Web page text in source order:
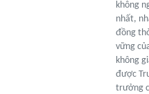
không
nhất,
đồng
vững
không
được
trưởng